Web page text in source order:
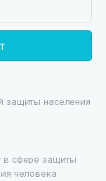
защиты населения
в сфере защиты
человека